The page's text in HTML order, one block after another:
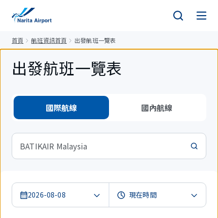
首頁 航班資訊首頁 出發航班一覽表
出發航班一覽表
國際航線 國內航線
BATIKAIR Malaysia
2026-08-08